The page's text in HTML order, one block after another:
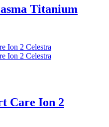
Titanium
Care Ion 2